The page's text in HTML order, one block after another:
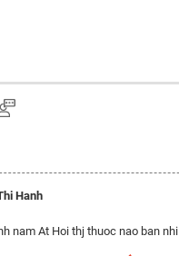
Hanh
nam At Hoi thj thuoc nao ban nhi